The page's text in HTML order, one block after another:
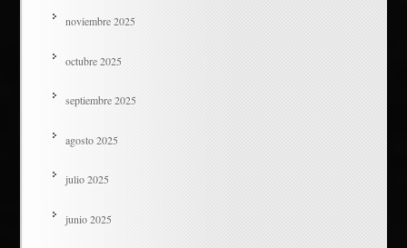
noviembre 2025
octubre 2025
septiembre 2025
agosto 2025
julio 2025
junio 2025